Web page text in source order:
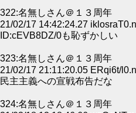
322:名無しさん＠１３周年
21/02/17 14:42:24.27
ID:cEVB8DZ/0も恥ずかしい
323:名無しさん＠１３周年
21/02/17 21:11:20.05 ERqi6t/
民主主義への宣戦布告だな
324:名無しさん＠１３周年